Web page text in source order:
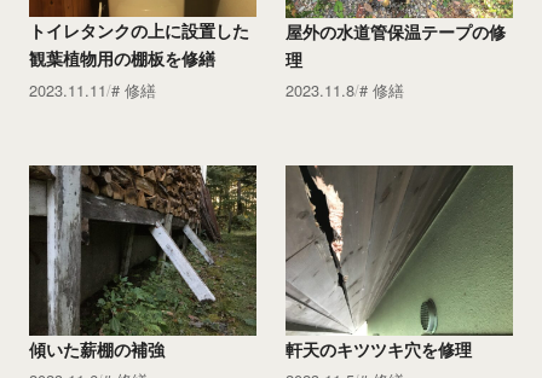
トイレタンクの上に設置した
観葉植物用の棚板を修繕
2023.11.11 修繕
屋外の水道管保温テープの修
理
2023.11.8 修繕
傾いた薪棚の補強 軒天のキツツキ穴を修理